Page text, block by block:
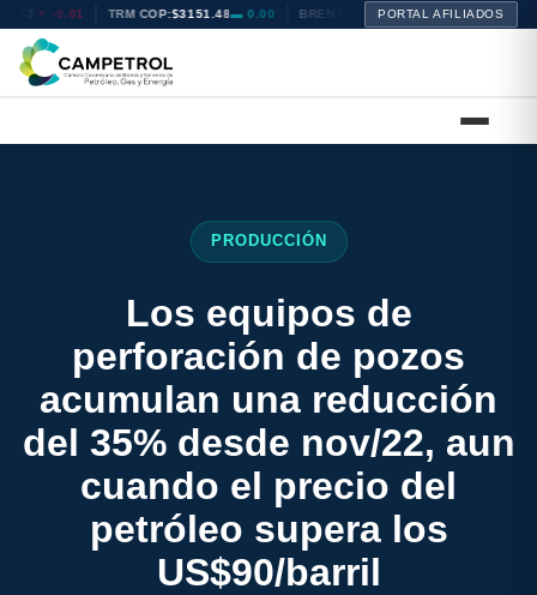
▼ -0.01 TRM COP:$3151.48▬ 0.00 BRENT: $72.14▲ +0.40 WTI:$68.94
PORTAL AFILIADOS
PRODUCCIÓN
Los equipos de
perforación de pozos
acumulan una reducción
del 35% desde nov/22, aun
cuando el precio del
petróleo supera los
US$90/barril